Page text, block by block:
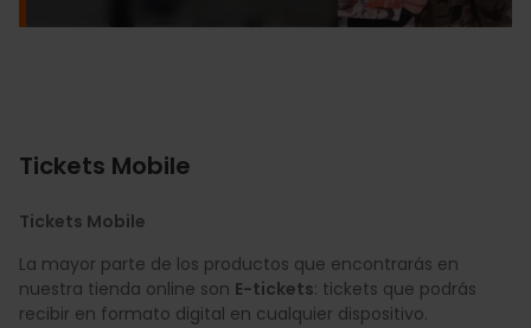
Tickets Mobile
Tickets Mobile
La mayor parte de los productos que encontrarás en
nuestra tienda online son E-tickets: tickets que podrás
recibir en formato digital en cualquier dispositivo.